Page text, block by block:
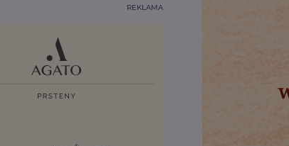
REKLAMA